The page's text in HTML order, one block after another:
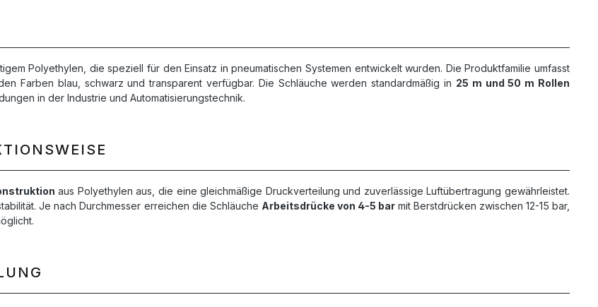
Polyethylen, die speziell für den Einsatz in pneumatischen Systemen entwickelt wurden. Die Produktfamilie umfasst
Farben blau, schwarz und transparent verfügbar. Die Schläuche werden standardmäßig in 25 m und 50 m Rollen
in der Industrie und Automatisierungstechnik.
aus Polyethylen aus, die eine gleichmäßige Druckverteilung und zuverlässige Luftübertragung gewährleistet.
Je nach Durchmesser erreichen die Schläuche Arbeitsdrücke von 4-5 barmit Berstdrücken zwischen 12-15 bar,